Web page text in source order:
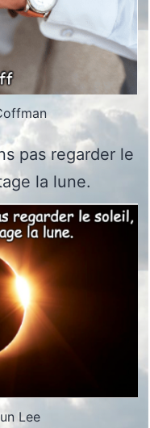
pas regarder le
la lune.
Lee